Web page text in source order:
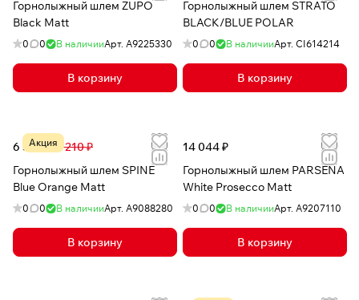
Горнолыжный шлем ZUPO
Black Matt
0 0 В наличииАрт. A9225330
В корзину
Горнолыжный шлем STRATO
BLACK/BLUE POLAR
0 0 В наличииАрт. CI614214
В корзину
Акция
6 373 ₽15 210 ₽
Горнолыжный шлем SPINE
Blue Orange Matt
0 0 В наличииАрт. A9088280
В корзину
14 044 ₽
Горнолыжный шлем PARSENA
White Prosecco Matt
0 0 В наличииАрт. A9207110
В корзину